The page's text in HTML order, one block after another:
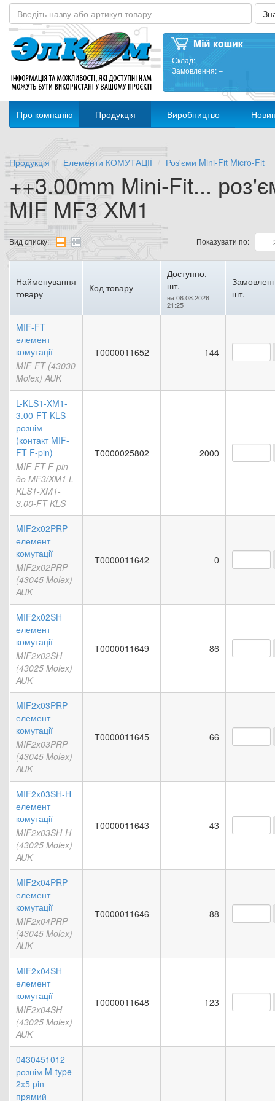
Склад:–
Замовлення:–
Про компанію Продукція Виробництво
Продукція Елементи КОМУТАЦІЇ Роз'єми Mini-Fit Micro-Fit
++3.00mm Mini-Fit...
MIF MF3 XM1
Вид списку: Показувати по:
Найменування
товару
Код товару
Доступно,
шт.
на 06.08.2026
21:25
шт.
MIF-FT
елемент
комутації
MIF-FT (43030
Molex) AUK
Т0000011652 144
L-KLS1-XM1-
3.00-FT KLS
рознім
(контакт MIF-
FT F-pin)
MIF-FT F-pin
до MF3/XM1 L-
KLS1-XM1-
3.00-FT KLS
Т0000025802 2000
MIF2x02PRP
елемент
комутації
MIF2x02PRP
(43045 Molex)
AUK
Т0000011642 0
MIF2x02SH
елемент
комутації
MIF2x02SH
(43025 Molex)
AUK
Т0000011649 86
MIF2x03PRP
елемент
комутації
MIF2x03PRP
(43045 Molex)
AUK
Т0000011645 66
MIF2x03SH-H
елемент
комутації
MIF2x03SH-H
(43025 Molex)
AUK
Т0000011643 43
MIF2x04PRP
елемент
комутації
MIF2x04PRP
(43045 Molex)
AUK
Т0000011646 88
MIF2x04SH
елемент
комутації
MIF2x04SH
(43025 Molex)
AUK
Т0000011648 123
0430451012
рознім M-type
2x5 pin
прямий